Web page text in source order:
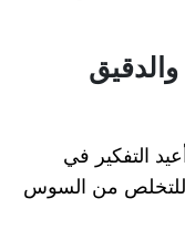
التفكير في
للتخلص من السوس